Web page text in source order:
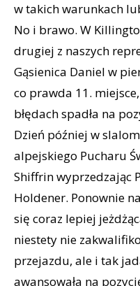
w takich warunkach
No i brawo. W
drugiej z naszych
Gąsienica Daniel w
co prawda 11.
błędach spadła na
Dzień później w
alpejskiego Pucharu
Shiffrin wyprzedzając
Holdener. Ponownie
się coraz lepiej
niestety nie
przejazdu, ale i tak
awansowała na